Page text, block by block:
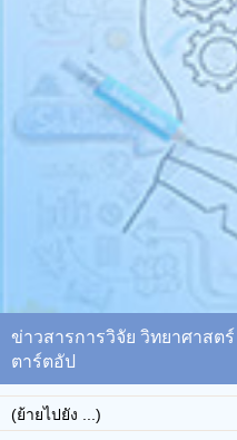
ข่าวสารการวิจัย วิทยาศาสต
ตาร์ตอัป